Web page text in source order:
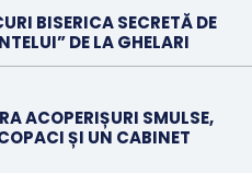
BISERICA SECRETĂ DE
DE LA GHELARI
ACOPERIȘURI SMULSE,
ȘI UN CABINET